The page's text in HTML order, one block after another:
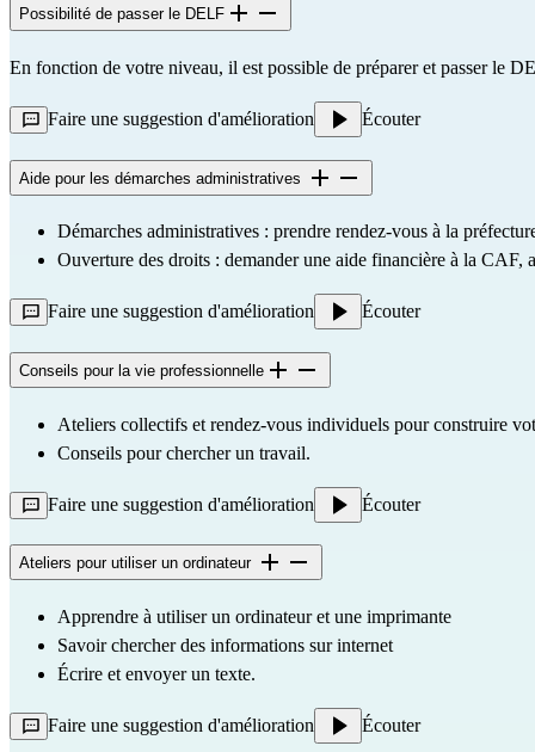
Possibilité de passer le DELF
En fonction de votre niveau, il est possible de préparer et passer le
Faire une suggestion d'amélioration Écouter
Aide pour les démarches administratives
Démarches administratives : prendre rendez-vous à la
Ouverture des droits : demander une aide financière à la CAF,
Faire une suggestion d'amélioration Écouter
Conseils pour la vie professionnelle
Ateliers collectifs et rendez-vous individuels pour construire
Conseils pour chercher un travail.
Faire une suggestion d'amélioration Écouter
Ateliers pour utiliser un ordinateur
Apprendre à utiliser un ordinateur et une imprimante
Savoir chercher des informations sur internet
Écrire et envoyer un texte.
Faire une suggestion d'amélioration Écouter